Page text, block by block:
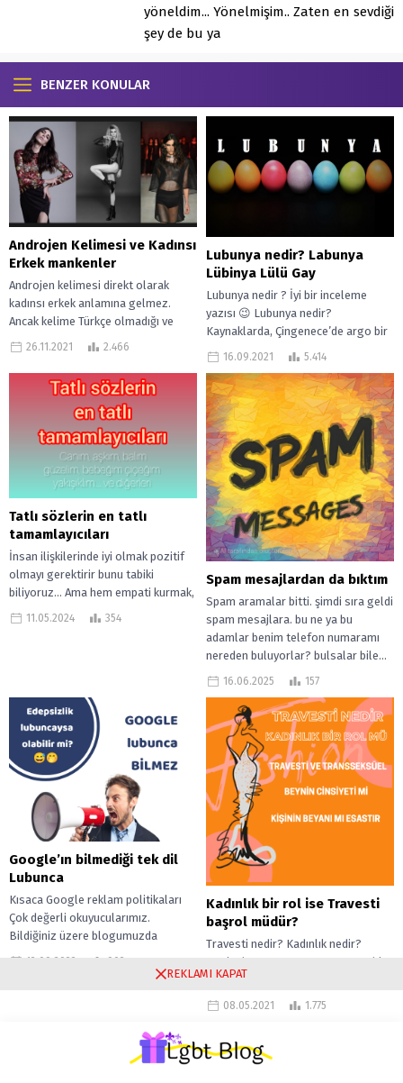
yöneldim... Yönelmişim.. Zaten en sevdiği
şey de bu ya
BENZER KONULAR
Androjen Kelimesi ve Kadınsı
Erkek mankenler
Androjen kelimesi direkt olarak
kadınsı erkek anlamına gelmez.
Ancak kelime Türkçe olmadığı ve
kadınsı erkek anlamına gelen
26.11.2021 2.466
Lubunya nedir? Labunya
Lübinya Lülü Gay
Lubunya nedir ? İyi bir inceleme
yazısı 😉 Lubunya nedir?
Kaynaklarda, Çingenece’de argo bir
kelime olarak; ‘kadınsı tavırlı erkek
16.09.2021 5.414
Tatlı sözlerin en tatlı
tamamlayıcıları
İnsan ilişkilerinde iyi olmak pozitif
olmayı gerektirir bunu tabiki
biliyoruz… Ama hem empati kurmak,
hem sevgiliye hitap etmek için bu...
11.05.2024 354
Spam mesajlardan da bıktım
Spam aramalar bitti. şimdi sıra geldi
spam mesajlara. bu ne ya bu
adamlar benim telefon numaramı
nereden buluyorlar? bulsalar bile...
16.06.2025 157
Google’ın bilmediği tek dil
Lubunca
Kısaca Google reklam politikaları
Çok değerli okuyucularımız.
Bildiğiniz üzere blogumuzda
Google tarafından sağlanan reklam
gösterimlerini servis ediyoruz. Öte
12.09.2022 902
Kadınlık bir rol ise Travesti
başrol müdür?
Travesti nedir? Kadınlık nedir?
Benim beyanım mı esastır? Ben bir
kadınım derken, başka bir gay erkek,
sanki ben bilmiyormuşum veya...
08.05.2021 1.775
REKLAMI KAPAT